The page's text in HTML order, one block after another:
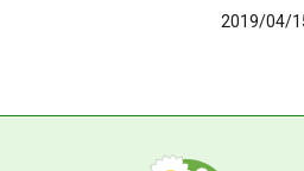
2019/04/